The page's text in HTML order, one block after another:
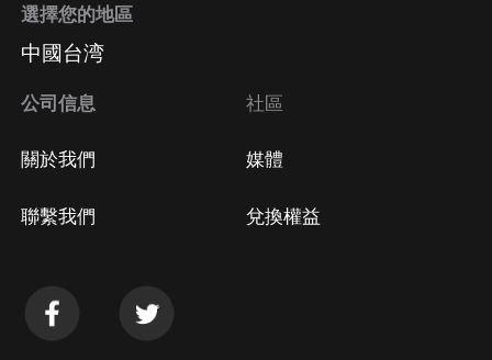
選擇您的地區
中國台湾
公司信息
關於我們
聯繫我們
社區
媒體
兌換權益